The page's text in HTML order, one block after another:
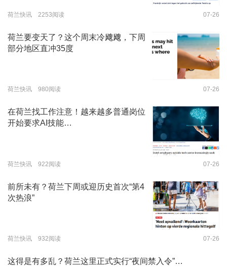
荷兰快讯 2253阅读 07-26
荷兰要变天了？这个周末冷飕飕，下周
部分地区直冲35度
荷兰快讯 980阅读 07-26
在荷兰找工作注意！越来越多普通岗位
开始要求AI技能…
荷兰快讯 922阅读 07-26
前所未有？荷兰下周或迎历史首次“第4
次热浪”
荷兰快讯 932阅读 07-26
这得是有多乱？荷兰这里正式实行“夜间禁入令”…